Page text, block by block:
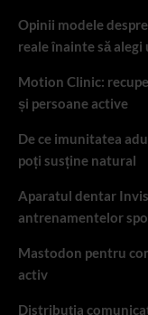
Opinii modele
reale înainte să
Motion Clinic:
și persoane active
De ce imunitatea
poți susține natural
Aparatul dentar
antrenamentelor
Mastodon pentru
activ
Distribuția